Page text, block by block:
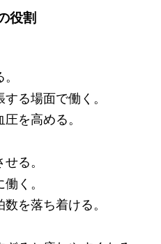
役割
る場面で働く。
を高める。
る。
く。
を落ち着ける。